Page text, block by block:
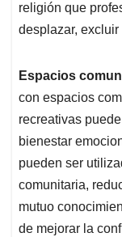
religión que
desplazar,
Espacios
con espacios
recreativas
bienestar
pueden ser
comunitaria,
mutuo
de mejorar la